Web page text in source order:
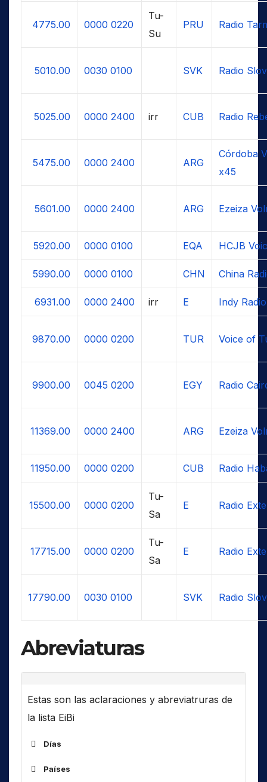
4775.00 0000 0220
Tu-
Su
PRU Radio
5010.00 0030 0100 SVK Radio
5025.00 0000 2400 irr CUB Radio
5475.00 0000 2400 ARG
Córdoba
x45
5601.00 0000 2400 ARG Ezeiza
5920.00 0000 0100 EQA HCJB
5990.00 0000 0100 CHN China
6931.00 0000 2400 irr E Indy Radio
9870.00 0000 0200 TUR Voice of
9900.00 0045 0200 EGY Radio
11369.00 0000 2400 ARG Ezeiza
11950.00 0000 0200 CUB Radio
15500.00 0000 0200
Tu-
Sa
E Radio
17715.00 0000 0200
Tu-
Sa
E Radio
17790.00 0030 0100 SVK Radio
Abreviaturas
Estas son las aclaraciones y abreviatruras de
la lista EiBi
Días
Países